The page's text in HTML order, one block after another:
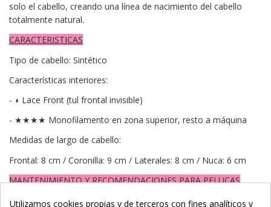
solo el cabello, creando una línea de nacimiento del cabello
totalmente natural.
CARACTERISTICAS
Tipo de cabello: Sintético
Características interiores:
- ◗ Lace Front (tul frontal invisible)
- ★★★★ Monofilamento en zona superior, resto a máquina
Medidas de largo de cabello:
Frontal: 8 cm / Coronilla: 9 cm / Laterales: 8 cm / Nuca: 6 cm
MANTENIMIENTO Y RECOMENDACIONES PARA PELUCAS
Utilizamos cookies propias y de terceros con fines analíticos y